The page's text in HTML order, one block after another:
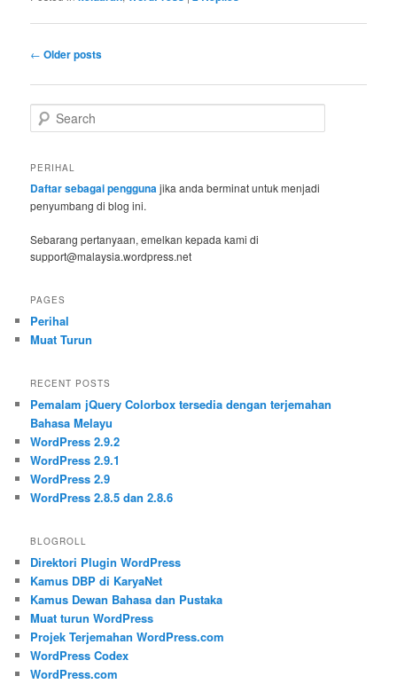
Post
← Older posts
e
r
h
PERIHAL
Daftar sebagai penggunajika anda berminat untuk menjadi
penyumbang di blog ini.
Sebarang pertanyaan, emelkan kepada kami di
support@malaysia.wordpress.net
PAGES
Perihal
Muat Turun
RECENT POSTS
Pemalam jQuery Colorbox tersedia dengan terjemahan
Bahasa Melayu
WordPress 2.9.2
WordPress 2.9.1
WordPress 2.9
WordPress 2.8.5 dan 2.8.6
BLOGROLL
Direktori Plugin WordPress
Kamus DBP di KaryaNet
Kamus Dewan Bahasa dan Pustaka
Muat turun WordPress
Projek Terjemahan WordPress.com
WordPress Codex
WordPress.com